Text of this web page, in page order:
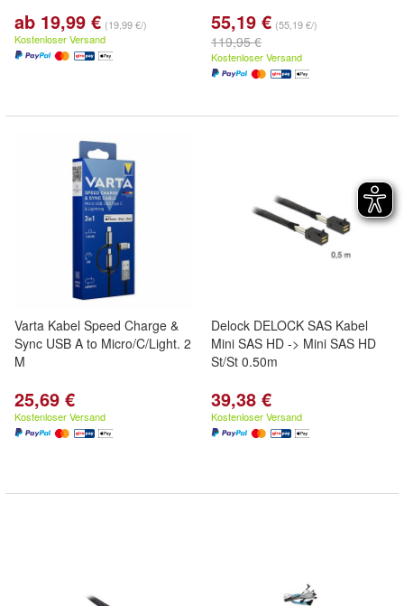
ab 19,99 € (19,99 €/)
Kostenloser Versand
55,19 € (55,19 €/)
119,95 €
Kostenloser Versand
Varta Kabel Speed Charge &
Sync USB A to Micro/C/Light. 2
M
25,69 €
Kostenloser Versand
Delock DELOCK SAS Kabel
Mini SAS HD -> Mini SAS HD
St/St 0.50m
39,38 €
Kostenloser Versand